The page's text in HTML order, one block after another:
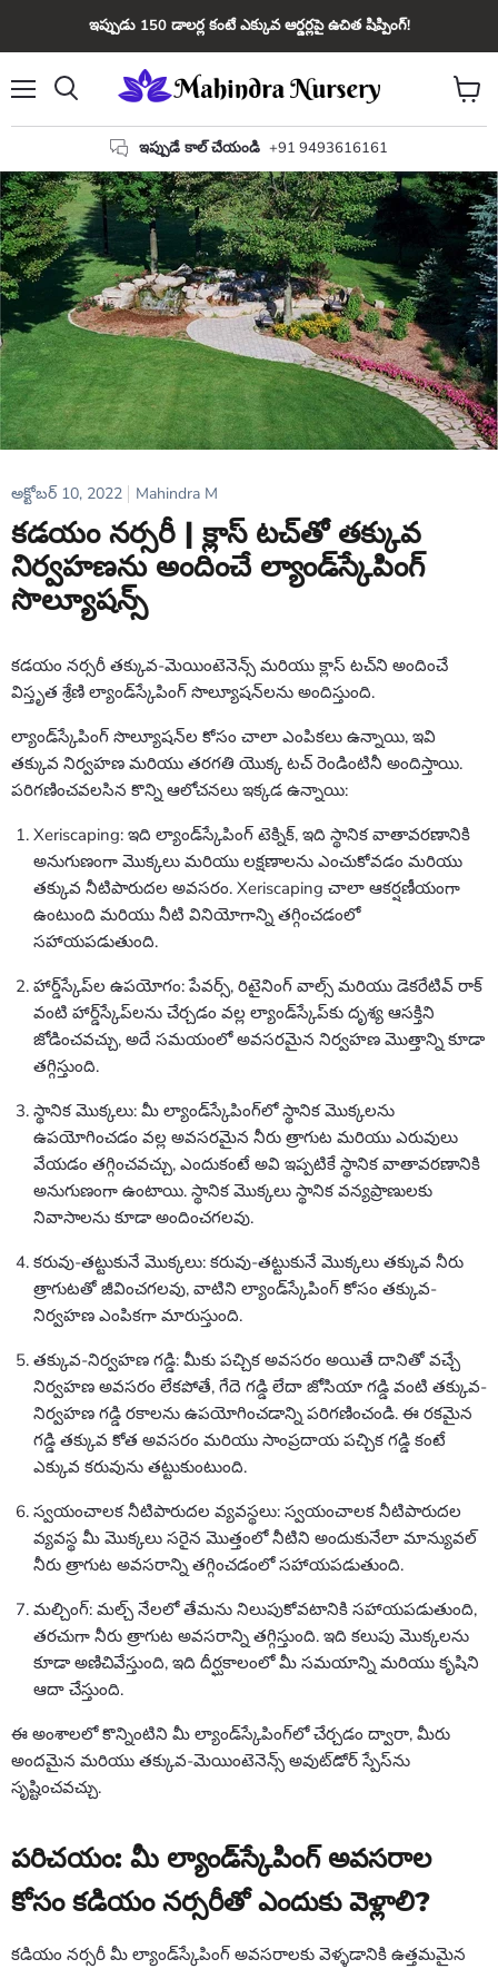
ఇప్పుడు 150 డాలర్ల కంటే ఎక్కువ ఆర్డర్లపై ఉచిత షిప్పింగ్!
ఇప్పుడే కాల్ చేయండి +91 9493616161
కార్ట్
అక్టోబర్ 10, 2022 Mahindra M
కడయం నర్సరీ | క్లాస్ టచ్‌తో తక్కువ
నిర్వహణను అందించే ల్యాండ్‌స్కేపింగ్
సొల్యూషన్స్
కడయం నర్సరీ తక్కువ-మెయింటెనెన్స్ మరియు క్లాస్ టచ్‌ని అందించే
విస్తృత శ్రేణి ల్యాండ్‌స్కేపింగ్ సొల్యూషన్‌లను అందిస్తుంది.
ల్యాండ్‌స్కేపింగ్ సొల్యూషన్‌ల కోసం చాలా ఎంపికలు ఉన్నాయి, ఇవి
తక్కువ నిర్వహణ మరియు తరగతి యొక్క టచ్ రెండింటినీ అందిస్తాయి.
పరిగణించవలసిన కొన్ని ఆలోచనలు ఇక్కడ ఉన్నాయి:
Xeriscaping: ఇది ల్యాండ్‌స్కేపింగ్ టెక్నిక్, ఇది స్థానిక వాతావరణానికి
అనుగుణంగా మొక్కలు మరియు లక్షణాలను ఎంచుకోవడం మరియు
తక్కువ నీటిపారుదల అవసరం. Xeriscaping చాలా ఆకర్షణీయంగా
ఉంటుంది మరియు నీటి వినియోగాన్ని తగ్గించడంలో
సహాయపడుతుంది.
హార్డ్‌స్కేప్‌ల ఉపయోగం: పేవర్స్, రిటైనింగ్ వాల్స్ మరియు డెకరేటివ్ రాక్
వంటి హార్డ్‌స్కేప్‌లను చేర్చడం వల్ల ల్యాండ్‌స్కేప్‌కు దృశ్య ఆసక్తిని
జోడించవచ్చు, అదే సమయంలో అవసరమైన నిర్వహణ మొత్తాన్ని కూడా
తగ్గిస్తుంది.
స్థానిక మొక్కలు: మీ ల్యాండ్‌స్కేపింగ్‌లో స్థానిక మొక్కలను
ఉపయోగించడం వల్ల అవసరమైన నీరు త్రాగుట మరియు ఎరువులు
వేయడం తగ్గించవచ్చు, ఎందుకంటే అవి ఇప్పటికే స్థానిక వాతావరణానికి
అనుగుణంగా ఉంటాయి. స్థానిక మొక్కలు స్థానిక వన్యప్రాణులకు
నివాసాలను కూడా అందించగలవు.
కరువు-తట్టుకునే మొక్కలు: కరువు-తట్టుకునే మొక్కలు తక్కువ నీరు
త్రాగుటతో జీవించగలవు, వాటిని ల్యాండ్‌స్కేపింగ్ కోసం తక్కువ-
నిర్వహణ ఎంపికగా మారుస్తుంది.
తక్కువ-నిర్వహణ గడ్డి: మీకు పచ్చిక అవసరం అయితే దానితో వచ్చే
నిర్వహణ అవసరం లేకపోతే, గేదె గడ్డి లేదా జోసియా గడ్డి వంటి తక్కువ-
నిర్వహణ గడ్డి రకాలను ఉపయోగించడాన్ని పరిగణించండి. ఈ రకమైన
గడ్డి తక్కువ కోత అవసరం మరియు సాంప్రదాయ పచ్చిక గడ్డి కంటే
ఎక్కువ కరువును తట్టుకుంటుంది.
స్వయంచాలక నీటిపారుదల వ్యవస్థలు: స్వయంచాలక నీటిపారుదల
వ్యవస్థ మీ మొక్కలు సరైన మొత్తంలో నీటిని అందుకునేలా మాన్యువల్
నీరు త్రాగుట అవసరాన్ని తగ్గించడంలో సహాయపడుతుంది.
మల్చింగ్: మల్చ్ నేలలో తేమను నిలుపుకోవటానికి సహాయపడుతుంది,
తరచుగా నీరు త్రాగుట అవసరాన్ని తగ్గిస్తుంది. ఇది కలుపు మొక్కలను
కూడా అణిచివేస్తుంది, ఇది దీర్ఘకాలంలో మీ సమయాన్ని మరియు కృషిని
ఆదా చేస్తుంది.
ఈ అంశాలలో కొన్నింటిని మీ ల్యాండ్‌స్కేపింగ్‌లో చేర్చడం ద్వారా, మీరు
అందమైన మరియు తక్కువ-మెయింటెనెన్స్ అవుట్‌డోర్ స్పేస్‌ను
సృష్టించవచ్చు.
పరిచయం: మీ ల్యాండ్‌స్కేపింగ్ అవసరాల
కోసం కడియం నర్సరీతో ఎందుకు వెళ్లాలి?
కడియం నర్సరీ మీ ల్యాండ్‌స్కేపింగ్ అవసరాలకు వెళ్ళడానికి ఉత్తమమైన